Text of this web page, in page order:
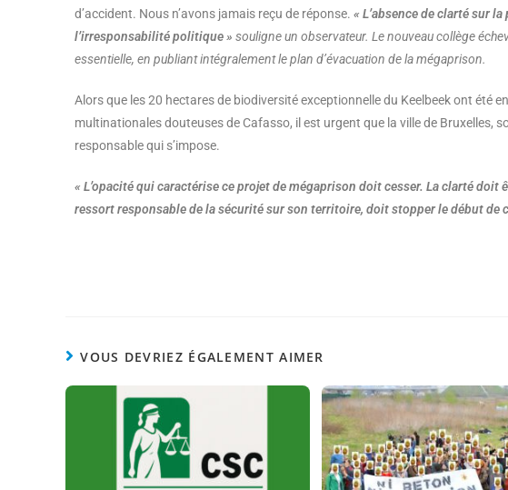
d’accident. Nous n’avons jamais reçu de réponse. « L’absence de clarté sur
l’irresponsabilité politique » souligne un observateur. Le nouveau collège
essentielle, en publiant intégralement le plan d’évacuation de la mégaprison.
Alors que les 20 hectares de biodiversité exceptionnelle du Keelbeek ont été
multinationales douteuses de Cafasso, il est urgent que la ville de Bruxelles,
responsable qui s’impose.
« L’opacité qui caractérise ce projet de mégaprison doit cesser. La clarté
ressort responsable de la sécurité sur son territoire, doit stopper le début de
VOUS DEVRIEZ ÉGALEMENT AIMER